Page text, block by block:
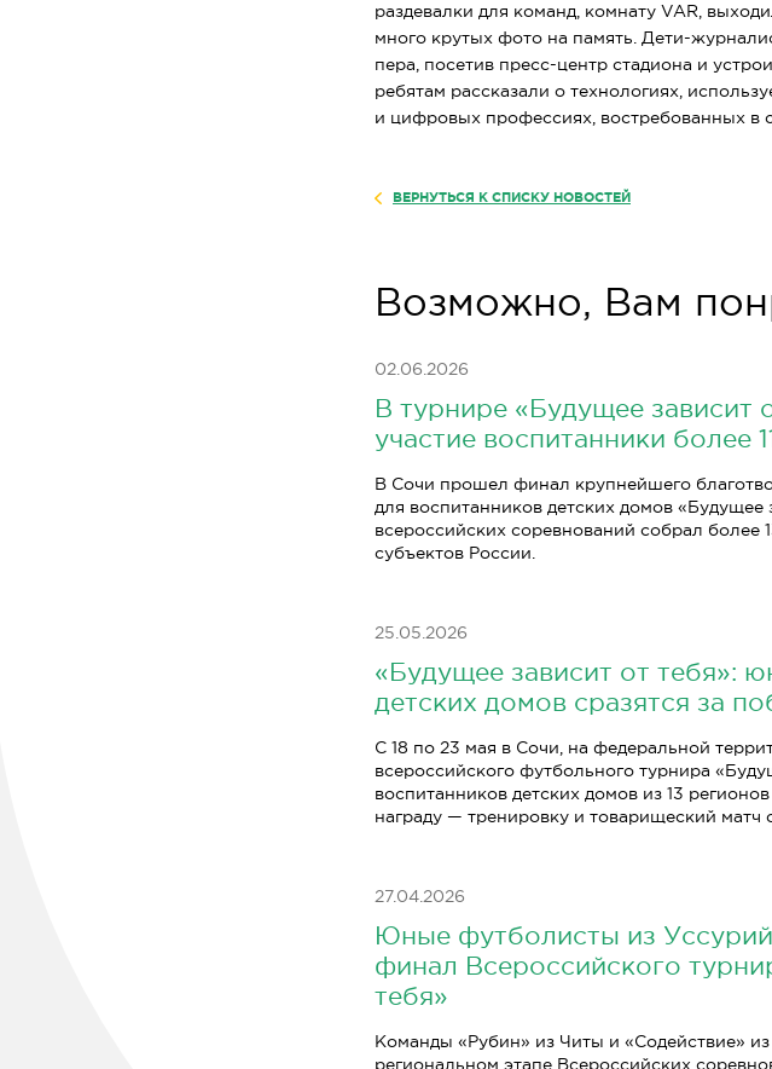
раздевалки для команд, комнату VAR,
много крутых фото на память. Дети-
пера, посетив пресс-центр стадиона и
ребятам рассказали о технологиях,
и цифровых профессиях, востребованных в
ВЕРНУТЬСЯ К СПИСКУ НОВОСТЕЙ
Возможно, Вам
02.06.2026
В турнире «Будущее зависит
участие воспитанники более
В Сочи прошел финал крупнейшего
для воспитанников детских домов
всероссийских соревнований собрал более
субъектов России.
25.05.2026
«Будущее зависит от тебя»:
детских домов сразятся за
С 18 по 23 мая в Сочи, на федеральной
всероссийского футбольного турнира
воспитанников детских домов из 13
награду — тренировку и товарищеский матч
27.04.2026
Юные футболисты из
финал Всероссийского
тебя»
Команды «Рубин» из Читы и «Содействие»
региональном этапе Всероссийских